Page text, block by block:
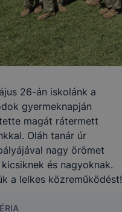
26-án iskolánk a
gyermeknapján
magát rátermett
Oláh tanár úr
nagy örömet
és nagyoknak.
a lelkes közreműködést!